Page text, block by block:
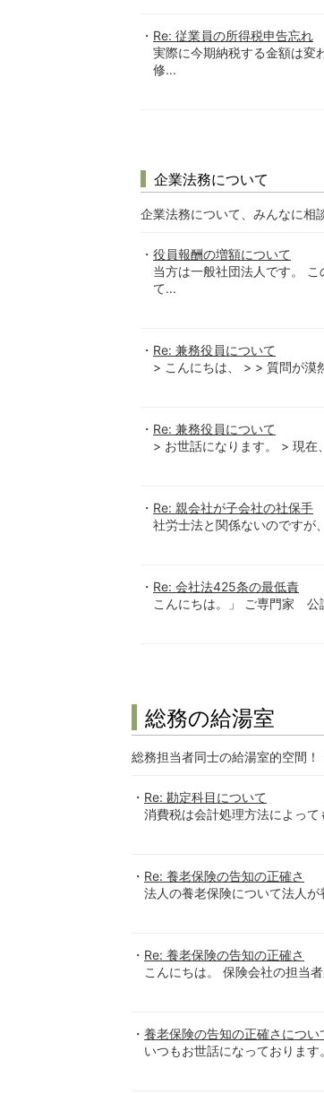
Re: 従業員の所得税申告忘れ
実際に今期納税する金額は変
修...
企業法務について
企業法務について、みんなに相
役員報酬の増額について
当方は一般社団法人です。
て...
Re: 兼務役員について
> こんにちは、 > > 質問が漠
Re: 兼務役員について
> お世話になります。 > 現在
Re: 親会社が子会社の社保手
社労士法と関係ないのですが
Re: 会社法425条の最低責
こんにちは。」 ご専門家 公
総務の給湯室
総務担当者同士の給湯室的空間
Re: 勘定科目について
消費税は会計処理方法によっ
Re: 養老保険の告知の正確さ
法人の養老保険について法人
Re: 養老保険の告知の正確さ
こんにちは。 保険会社の担当
養老保険の告知の正確さについ
いつもお世話になっておりま